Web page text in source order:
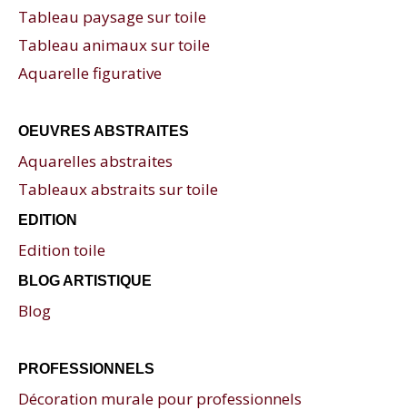
Tableau paysage sur toile
Tableau animaux sur toile
Aquarelle figurative
OEUVRES ABSTRAITES
Aquarelles abstraites
Tableaux abstraits sur toile
EDITION
Edition toile
BLOG ARTISTIQUE
Blog
PROFESSIONNELS
Décoration murale pour professionnels